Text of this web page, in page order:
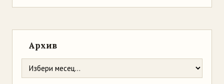
Архив